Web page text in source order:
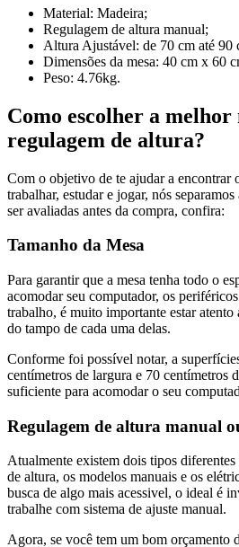
Material: Madeira;
Regulagem de altura manual;
Altura Ajustável: de 70 cm até 90
Dimensões da mesa: 40 cm x 60
Peso: 4.76kg.
Como escolher a melhor
regulagem de altura?
Com o objetivo de te ajudar a encontrar
trabalhar, estudar e jogar, nós
ser avaliadas antes da compra, confira:
Tamanho da Mesa
Para garantir que a mesa tenha todo o
acomodar seu computador, os
trabalho, é muito importante estar
do tampo de cada uma delas.
Conforme foi possível notar, a
centímetros de largura e 70 centímetros
suficiente para acomodar o seu
Regulagem de altura manual
Atualmente existem dois tipos diferentes
de altura, os modelos manuais e os
busca de algo mais acessivel, o ideal é
trabalhe com sistema de ajuste manual.
Agora, se você tem um bom orçamento